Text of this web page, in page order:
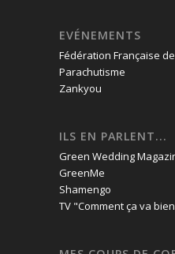
EVÉNEMENTS
Fédération Française de
Parachutisme
Zankyou
ILS EN PARLENT...
Green Wedding
GreenMe
Shamengo
TV "Comment ça va